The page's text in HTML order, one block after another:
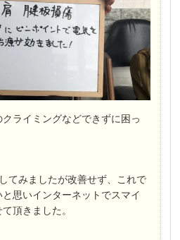
ライミングなどできずに困っ
てみましたが改善せず、これで
思いインターネットでスマイ
頂きました。